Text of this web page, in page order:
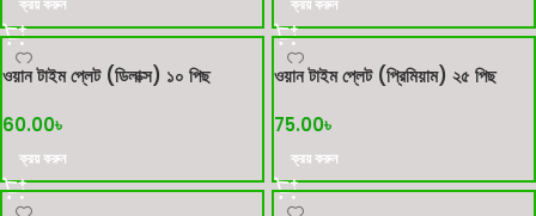
ক্রয় করুন ক্রয় করুন
ওয়ান টাইম প্লেট (ডিলাক্স) ১০ পিছ
60.00৳
ক্রয় করুন
ওয়ান টাইম প্লেট (প্রিমিয়াম) ২৫ পিছ
75.00৳
ক্রয় করুন